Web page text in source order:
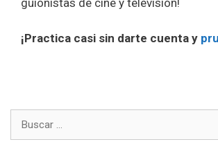
guionistas de cine y televisión!
¡Practica casi sin darte cuenta y